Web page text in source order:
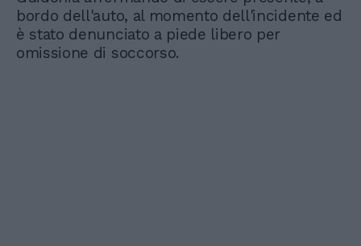
bordo dell'auto, al momento dell'incidente ed
è stato denunciato a piede libero per
omissione di soccorso.